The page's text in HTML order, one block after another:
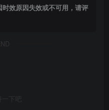
效原因失效或不可用，请评
一下吧